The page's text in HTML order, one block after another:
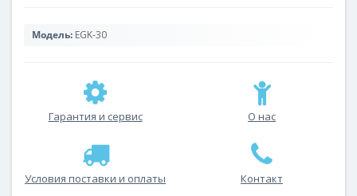
Модель: EGK-30
Гарантия и сервис О нас
Условия поставки и оплаты Контакт